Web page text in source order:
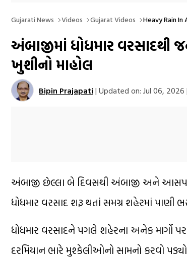
Gujarati News Videos Gujarat Videos Heavy Rain
અંબાજીમાં ધોધમાર વરસાદથી
ખુશીનો માહોલ
Bipin Prajapati | Updated on: Jul 06, 2026
અંબાજી છેલ્લા બે દિવસથી અંબાજી અને
ધોધમાર વરસાદ શરૂ થતાં સમગ્ર શહેરમાં
ધોધમાર વરસાદને પગલે શહેરના અનેક માર્ગો
દરમિયાન ભારે મુશ્કેલીઓનો સામનો કરવો